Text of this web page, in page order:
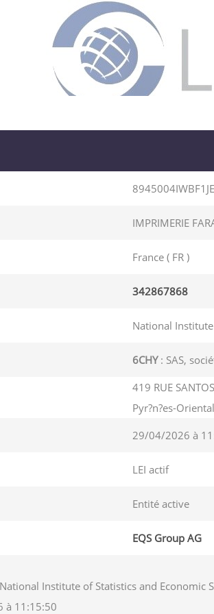
IMPRIMERIE
France ( FR )
342867868
National
6CHY: SAS,
419 RUE
Pyr?n?es-
29/04/2026 à
LEI actif
Entité active
EQS Group AG
Institute of Statistics and
à 11:15:50